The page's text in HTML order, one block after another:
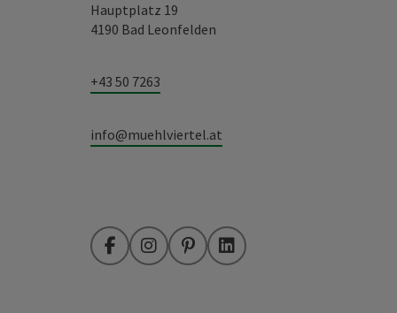
Hauptplatz 19
4190 Bad Leonfelden
+43 50 7263
info@muehlviertel.at
FacebookInstagramPinterestLinkedIn